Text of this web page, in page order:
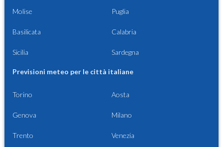
Molise Puglia
Basilicata Calabria
Sicilia Sardegna
Previsioni meteo per le città italiane
Torino Aosta
Genova Milano
Trento Venezia